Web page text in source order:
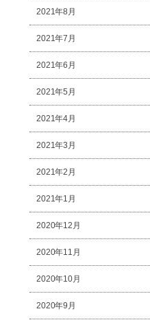
2021年8月
2021年7月
2021年6月
2021年5月
2021年4月
2021年3月
2021年2月
2021年1月
2020年12月
2020年11月
2020年10月
2020年9月